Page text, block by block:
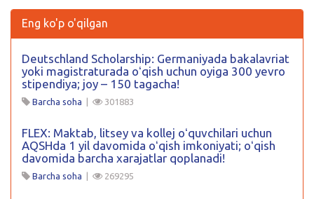
Eng ko'p o'qilgan
Deutschland Scholarship: Germaniyada bakalavriat
yoki magistraturada oʻqish uchun oyiga 300 yevro
stipendiya; joy – 150 tagacha!
Barcha soha | 301883
FLEX: Maktab, litsey va kollej oʻquvchilari uchun
AQSHda 1 yil davomida oʻqish imkoniyati; oʻqish
davomida barcha xarajatlar qoplanadi!
Barcha soha | 269295